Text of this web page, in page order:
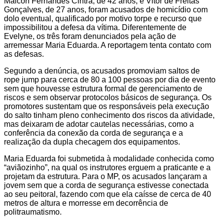
Gonçalves, de 27 anos, foram acusados de homicídio com
dolo eventual, qualificado por motivo torpe e recurso que
impossibilitou a defesa da vítima. Diferentemente de
Evelyne, os três foram denunciados pela ação de
arremessar Maria Eduarda. A reportagem tenta contato com
as defesas.
Segundo a denúncia, os acusados promoviam saltos de
rope jump para cerca de 80 a 100 pessoas por dia de evento
sem que houvesse estrutura formal de gerenciamento de
riscos e sem observar protocolos básicos de segurança. Os
promotores sustentam que os responsáveis pela execução
do salto tinham pleno conhecimento dos riscos da atividade,
mas deixaram de adotar cautelas necessárias, como a
conferência da conexão da corda de segurança e a
realização da dupla checagem dos equipamentos.
Maria Eduarda foi submetida à modalidade conhecida como
“aviãozinho”, na qual os instrutores erguem a praticante e a
projetam da estrutura. Para o MP, os acusados lançaram a
jovem sem que a corda de segurança estivesse conectada
ao seu peitoral, fazendo com que ela caísse de cerca de 40
metros de altura e morresse em decorrência de
politraumatismo.